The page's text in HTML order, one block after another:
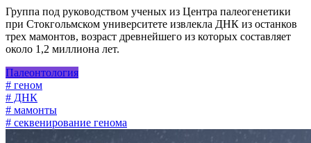
Группа под руководством ученых из Центра палеогенетики
при Стокгольмском университете извлекла ДНК из останков
трех мамонтов, возраст древнейшего из которых составляет
около 1,2 миллиона лет.
Палеонтология
# геном
# ДНК
# мамонты
# секвенирование генома